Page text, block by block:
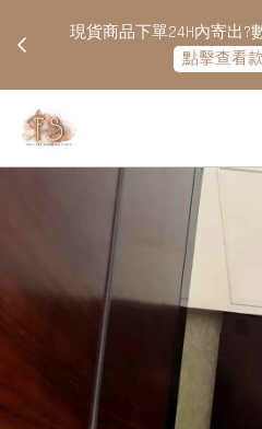
現貨商品下單24H內寄出?
點擊查看